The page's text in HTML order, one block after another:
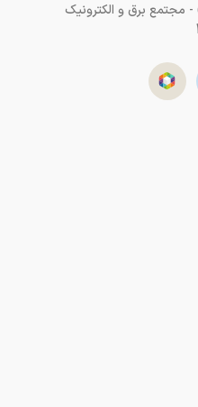
برق و الکترونیک